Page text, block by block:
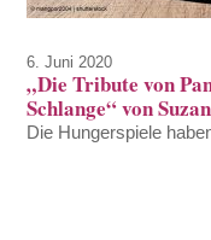
6. Juni 2020
„Die Tribute von
Schlange“ von
Die Hungerspiele